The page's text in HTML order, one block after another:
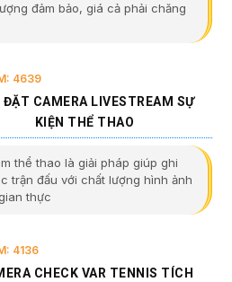
đảm bảo, giá cả phải chăng
4639
ĐẶT CAMERA LIVESTREAM SỰ
KIỆN THỂ THAO
thể thao là giải pháp giúp ghi
trận đấu với chất lượng hình ảnh
thực
4136
CHECK VAR TENNIS TÍCH